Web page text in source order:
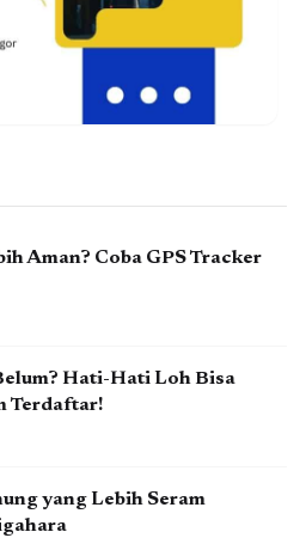
Aman? Coba GPS Tracker
Hati-Hati Loh Bisa
Terdaftar!
yang Lebih Seram